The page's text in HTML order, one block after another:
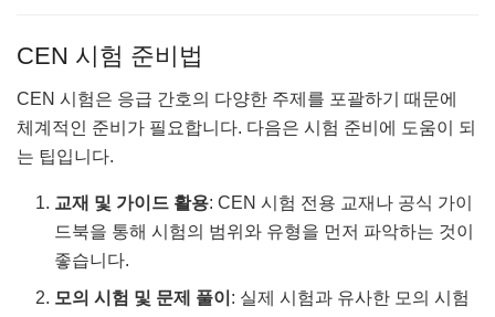
CEN 시험 준비법
CEN 시험은 응급 간호의 다양한 주제를 포괄하기 때문에
체계적인 준비가 필요합니다. 다음은 시험 준비에 도움이 되
는 팁입니다.
교재 및 가이드 활용: CEN 시험 전용 교재나 공식 가이
드북을 통해 시험의 범위와 유형을 먼저 파악하는 것이
좋습니다.
모의 시험 및 문제 풀이 : 실제 시험과 유사한 모의 시험